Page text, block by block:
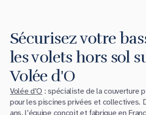
Sécurisez votre
les volets hors sol
Volée d'O
Volée d’O : spécialiste de la couverture
pour les piscines privées et collectives.